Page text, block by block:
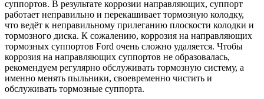
суппортов. В результате коррозии направляющих, суппорт
работает неправильно и перекашивает тормозную колодку,
что ведёт к неправильному прилеганию плоскости колодки и
тормозного диска. К сожалению, коррозия на направляющих
тормозных суппортов Ford очень сложно удаляется. Чтобы
коррозия на направляющих суппортов не образовалась,
рекомендуем регулярно обслуживать тормозную систему, а
именно менять пыльники, своевременно чистить и
обслуживать тормозные суппорта.